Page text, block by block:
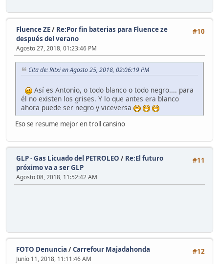
#10
Fluence ZE/ Re:Por fin baterias para Fluence ze
después del verano
Agosto 27, 2018, 01:23:46 PM
Cita de: Ritxi en Agosto 25, 2018, 02:06:19 PM
Así es Antonio, o todo blanco o todo negro.... para
él no existen los grises. Y lo que antes era blanco
ahora puede ser negro y viceversa
Eso se resume mejor en troll cansino
#11
GLP - Gas Licuado del PETROLEO / Re:El futuro
próximo va a ser GLP
Agosto 08, 2018, 11:52:42 AM
#12
FOTO Denuncia /Carrefour Majadahonda
Junio 11, 2018, 11:11:46 AM